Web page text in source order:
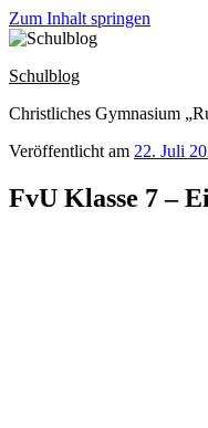
Zum Inhalt springen
Schulblog
Christliches Gymnasium
Veröffentlicht am 22. Juli
FvU Klasse 7 –